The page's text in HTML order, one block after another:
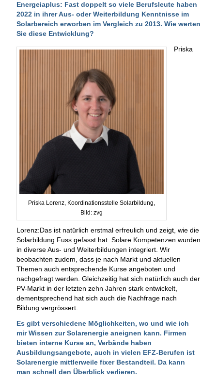
Energeiaplus: Fast doppelt so viele Berufsleute haben
2022 in ihrer Aus- oder Weiterbildung Kenntnisse im
Solarbereich erworben im Vergleich zu 2013. Wie werten
Sie diese Entwicklung?
Priska Lorenz, Koordinationsstelle Solarbildung,
Bild: zvg
Priska
Lorenz:Das ist natürlich erstmal erfreulich und zeigt, wie die
Solarbildung Fuss gefasst hat. Solare Kompetenzen wurden
in diverse Aus- und Weiterbildungen integriert. Wir
beobachten zudem, dass je nach Markt und aktuellen
Themen auch entsprechende Kurse angeboten und
nachgefragt werden. Gleichzeitig hat sich natürlich auch der
PV-Markt in der letzten zehn Jahren stark entwickelt,
dementsprechend hat sich auch die Nachfrage nach
Bildung vergrössert.
Es gibt verschiedene Möglichkeiten, wo und wie ich
mir Wissen zur Solarenergie aneignen kann. Firmen
bieten interne Kurse an, Verbände haben
Ausbildungsangebote, auch in vielen EFZ-Berufen ist
Solarenergie mittlerweile fixer Bestandteil. Da kann
man schnell den Überblick verlieren.